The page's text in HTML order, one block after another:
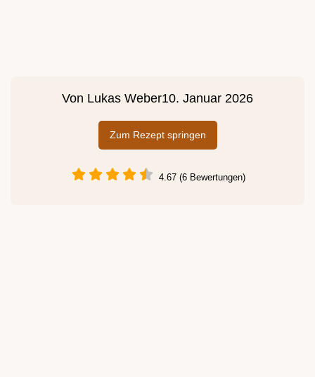
Von Lukas Weber10. Januar 2026
Zum Rezept springen
4.67 (6 Bewertungen)